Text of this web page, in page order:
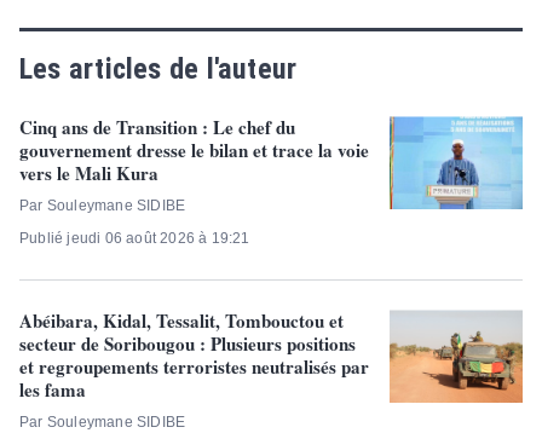
Les articles de l'auteur
Cinq ans de Transition : Le chef du
gouvernement dresse le bilan et trace la voie
vers le Mali Kura
Par Souleymane SIDIBE
Publié jeudi 06 août 2026 à 19:21
Abéibara, Kidal, Tessalit, Tombouctou et
secteur de Soribougou : Plusieurs positions
et regroupements terroristes neutralisés par
les fama
Par Souleymane SIDIBE